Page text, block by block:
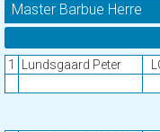
Master Barbue Herre
1
Lundsgaard Peter